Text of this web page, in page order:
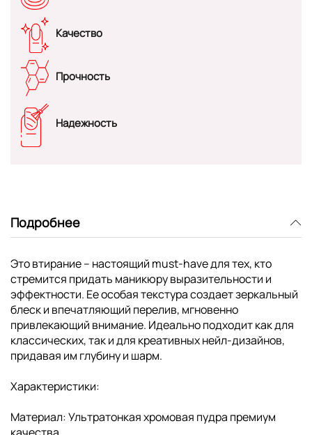
Качество
Прочность
Надежность
Подробнее
Это втирание – настоящий must-have для тех, кто
стремится придать маникюру выразительности и
эффектности. Ее особая текстура создает зеркальный
блеск и впечатляющий перелив, мгновенно
привлекающий внимание. Идеально подходит как для
классических, так и для креативных нейл-дизайнов,
придавая им глубину и шарм.
Характеристики:
Материал: Ультратонкая хромовая пудра премиум